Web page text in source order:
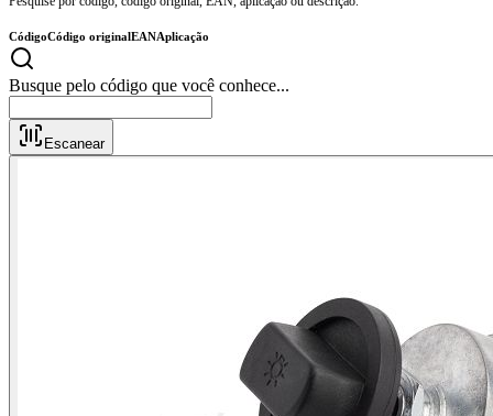
CódigoCódigo originalEANAplicação
Busque pelo código que vo
Escanear